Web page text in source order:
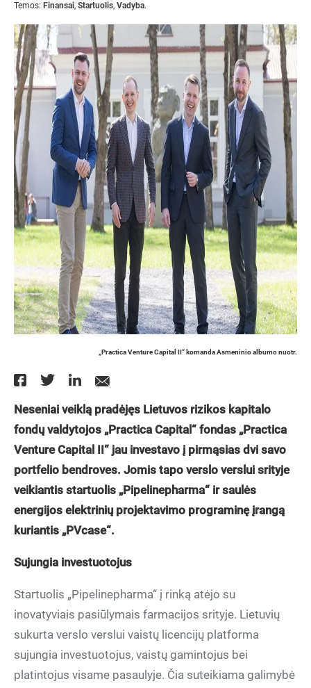
Temos: Finansai, Startuolis, Vadyba.
„Practica Venture Capital II“ komanda Asmeninio albumo nuotr.
Neseniai veiklą pradėjęs Lietuvos rizikos kapitalo
fondų valdytojos „Practica Capital“ fondas „Practica
Venture Capital II“ jau investavo į pirmąsias dvi savo
portfelio bendroves. Jomis tapo verslo verslui srityje
veikiantis startuolis „Pipelinepharma“ ir saulės
energijos elektrinių projektavimo programinę įrangą
kuriantis „PVcase“.
Sujungia investuotojus
Startuolis „Pipelinepharma“ į rinką atėjo su
inovatyviais pasiūlymais farmacijos srityje. Lietuvių
sukurta verslo verslui vaistų licencijų platforma
sujungia investuotojus, vaistų gamintojus bei
platintojus visame pasaulyje. Čia suteikiama galimybė